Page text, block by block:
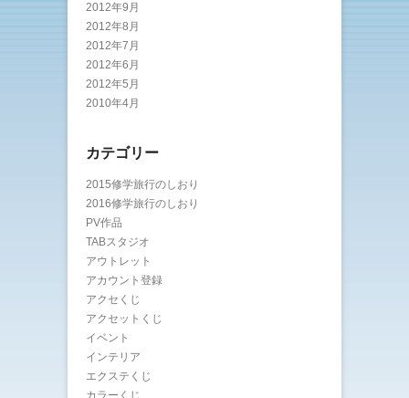
2012年9月
2012年8月
2012年7月
2012年6月
2012年5月
2010年4月
カテゴリー
2015修学旅行のしおり
2016修学旅行のしおり
PV作品
TABスタジオ
アウトレット
アカウント登録
アクセくじ
アクセットくじ
イベント
インテリア
エクステくじ